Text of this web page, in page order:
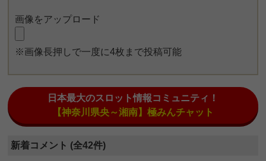
画像をアップロード
※画像長押しで一度に4枚まで投稿可能
日本最大のスロット情報コミュニティ！
【神奈川県央～湘南】極みんチャット
新着コメント (全42件)